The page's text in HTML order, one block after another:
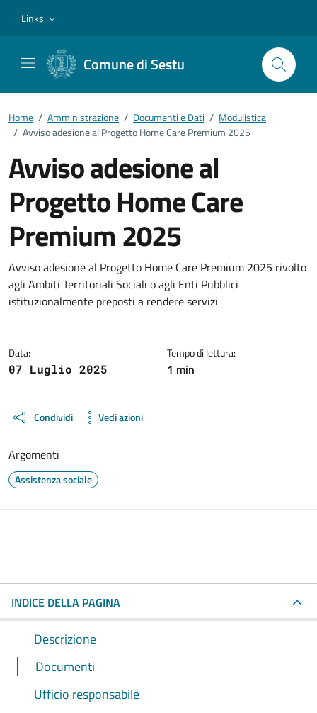
Links
Comune di Sestu
Home / Amministrazione / Documenti e Dati / Modulistica
/ Avviso adesione al Progetto Home Care Premium 2025
Avviso adesione al
Progetto Home Care
Premium 2025
Dettagli del documento
Avviso adesione al Progetto Home Care Premium 2025 rivolto
agli Ambiti Territoriali Sociali o agli Enti Pubblici
istituzionalmente preposti a rendere servizi
Data:
07 Luglio 2025
Tempo di lettura:
1 min
Condividi Vedi azioni
Argomenti
Assistenza sociale
INDICE DELLA PAGINA
Descrizione
Documenti
Ufficio responsabile